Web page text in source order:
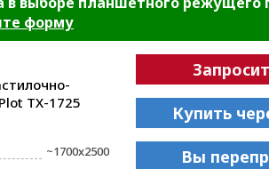
форму
TX-1725
~1700x2500
Купить
Вы